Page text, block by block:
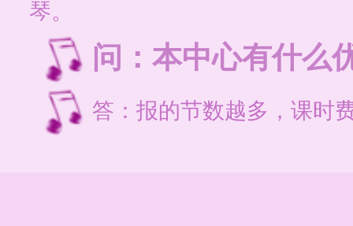
琴。
问：本中心有什么
答：报的节数越多，课时